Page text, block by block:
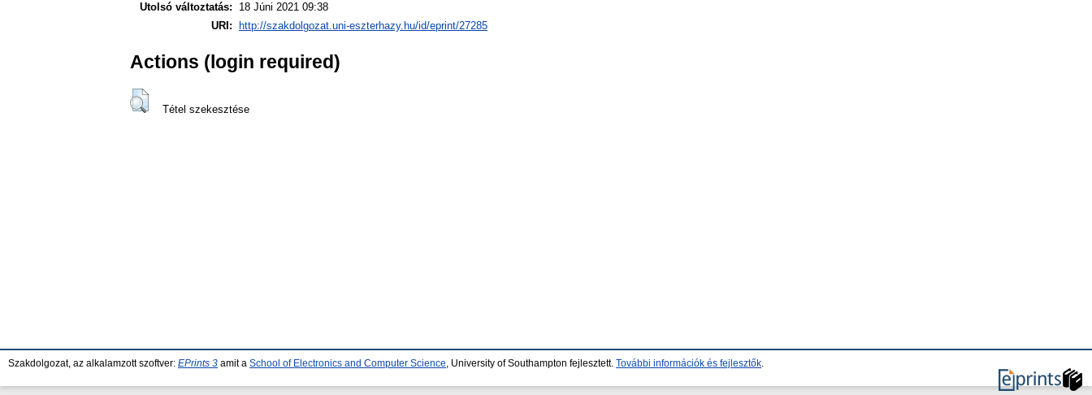
Utolsó változtatás:
18 Júni 2021 09:38
URI:
http://szakdolgozat.uni-eszterhazy.hu/id/eprint/27285
Actions (login required)
Tétel szekesztése
Szakdolgozat, az alkalamzott szoftver: EPrints 3 amit a School of Electronics and Computer Science , University of Southampton fejlesztett. További információk és fejlesztők